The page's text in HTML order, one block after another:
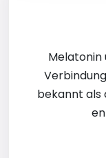
Melatonin
bekannt als